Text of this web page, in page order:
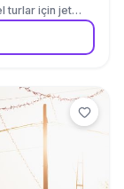
turlar için jet
(Hezarfen)
yurt dışı